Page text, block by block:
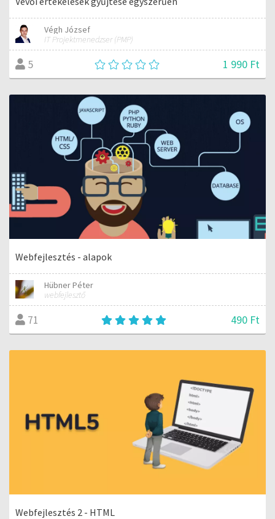
Végh József
IT Projektmenedzser (PMP)
5 1 990 Ft
Webfejlesztés - alapok
Hübner Péter
webfejlesztő
71 490 Ft
Webfejlesztés 2 - HTML